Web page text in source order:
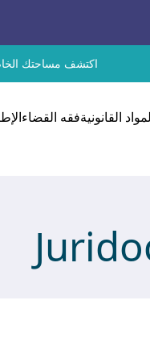
اكتشف مساحتك
القانونيةفقه القضاء